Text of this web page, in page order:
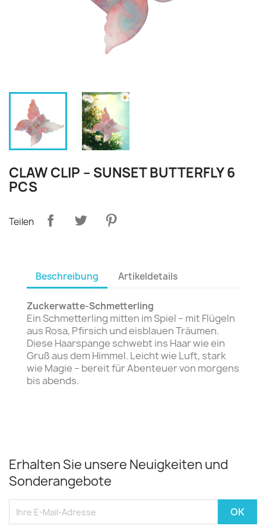
CLAW CLIP – SUNSET BUTTERFLY 6
PCS
Teilen
Beschreibung Artikeldetails
Zuckerwatte-Schmetterling
Ein Schmetterling mitten im Spiel – mit Flügeln
aus Rosa, Pfirsich und eisblauen Träumen.
Diese Haarspange schwebt ins Haar wie ein
Gruß aus dem Himmel. Leicht wie Luft, stark
wie Magie – bereit für Abenteuer von morgens
bis abends.
Erhalten Sie unsere Neuigkeiten und
Sonderangebote